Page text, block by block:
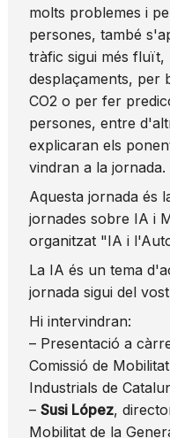
molts problemes i
persones, també
tràfic sigui més fluït,
desplaçaments, per
CO2 o per fer
persones, entre
explicaran els
vindran a la jornada.
Aquesta jornada és
jornades sobre IA i
organitzat "IA i
La IA és un tema
jornada sigui del
Hi intervindran:
– Presentació a
Comissió de
Industrials de
– Susi López,
Mobilitat de la